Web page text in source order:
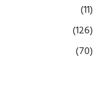
(11)
(126)
(70)